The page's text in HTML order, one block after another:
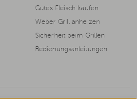
Gutes Fleisch kaufen
Weber Grill anheizen
Sicherheit beim Grillen
Bedienungsanleitungen